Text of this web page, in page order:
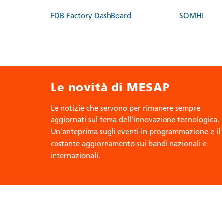
FDB Factory DashBoard SOMHI
Le novità di MESAP
Le notizie che servono per rimanere sempre
aggiornati sul tema dell’innovazione tecnologica.
Un’anteprima sugli eventi in programmazione e il
costante aggiornamento sui bandi nazionali e
internazionali.